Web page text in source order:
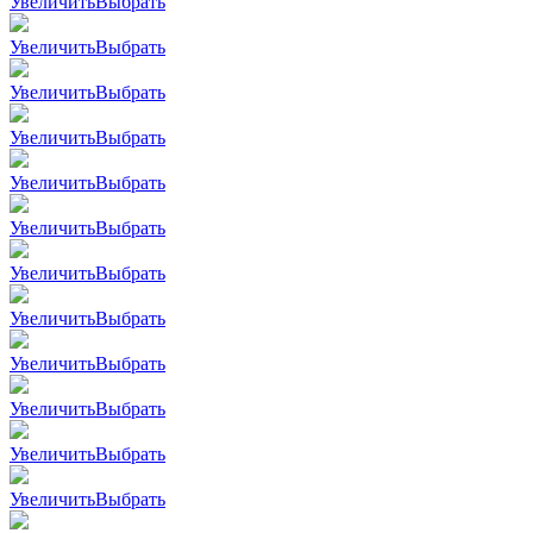
УвеличитьВыбрать
УвеличитьВыбрать
УвеличитьВыбрать
УвеличитьВыбрать
УвеличитьВыбрать
УвеличитьВыбрать
УвеличитьВыбрать
УвеличитьВыбрать
УвеличитьВыбрать
УвеличитьВыбрать
УвеличитьВыбрать